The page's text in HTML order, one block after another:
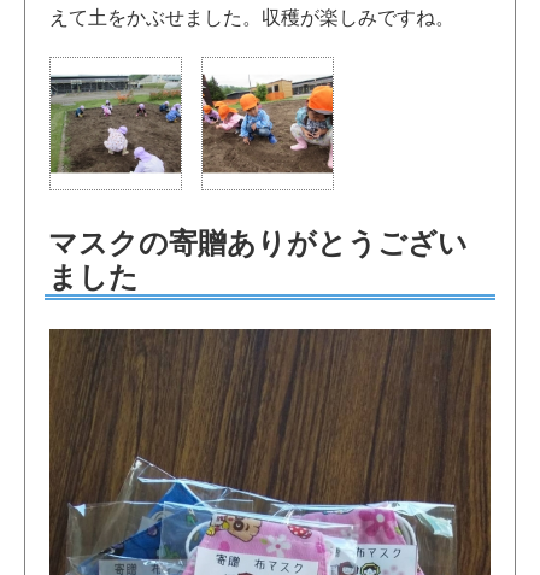
えて土をかぶせました。収穫が楽しみですね。
マスクの寄贈ありがとうござい
ました